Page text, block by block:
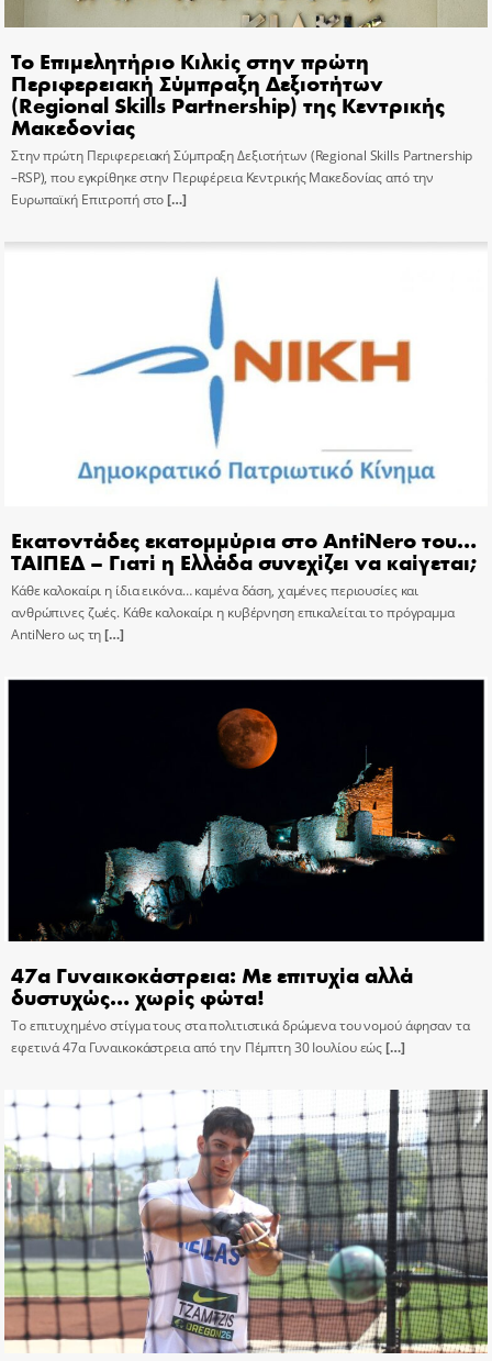
Το Επιμελητήριο Κιλκίς στην πρώτη
Περιφερειακή Σύμπραξη Δεξιοτήτων
(Regional Skills Partnership) της Κεντρικής
Μακεδονίας
Στην πρώτη Περιφερειακή Σύμπραξη Δεξιοτήτων (Regional Skills Partnership
–RSP), που εγκρίθηκε στην Περιφέρεια Κεντρικής Μακεδονίας από την
Ευρωπαϊκή Επιτροπή στο[…]
Εκατοντάδες εκατομμύρια στο AntiNero του…
ΤΑΙΠΕΔ – Γιατί η Ελλάδα συνεχίζει να καίγεται;
Κάθε καλοκαίρι η ίδια εικόνα… καμένα δάση, χαμένες περιουσίες και
ανθρώπινες ζωές. Κάθε καλοκαίρι η κυβέρνηση επικαλείται το πρόγραμμα
AntiNero ως τη[…]
47α Γυναικοκάστρεια: Με επιτυχία αλλά
δυστυχώς… χωρίς φώτα!
Το επιτυχημένο στίγμα τους στα πολιτιστικά δρώμενα του νομού άφησαν τα
εφετινά 47α Γυναικοκάστρεια από την Πέμπτη 30 Ιουλίου εώς[…]